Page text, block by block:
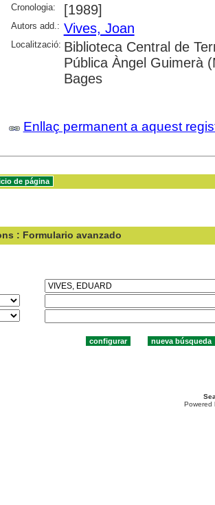
Cronologia: [1989]
Autors add.: Vives, Joan
Localització: Biblioteca Central de
Pública Àngel Guimerà
Bages
Enllaç permanent a aquest
: Formulario avanzado
Powered